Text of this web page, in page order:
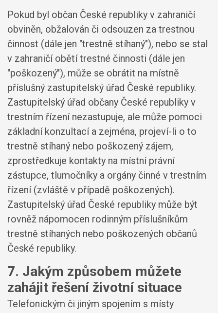
Pokud byl občan České republiky v zahraničí
obviněn, obžalován či odsouzen za trestnou
činnost (dále jen "trestně stíhaný"), nebo se stal
v zahraničí obětí trestné činnosti (dále jen
"poškozený"), může se obrátit na místně
příslušný zastupitelský úřad České republiky.
Zastupitelský úřad občany České republiky v
trestním řízení nezastupuje, ale může pomoci
základní konzultací a zejména, projeví-li o to
trestně stíhaný nebo poškozený zájem,
zprostředkuje kontakty na místní právní
zástupce, tlumočníky a orgány činné v trestním
řízení (zvláště v případě poškozených).
Zastupitelský úřad České republiky může být
rovněž nápomocen rodinným příslušníkům
trestně stíhaných nebo poškozených občanů
České republiky.
7. Jakým způsobem můžete
zahájit řešení životní situace
Telefonickým či jiným spojením s místy